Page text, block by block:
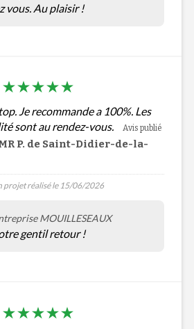
vous. Au plaisir !
Je recommande a 100%. Les
sont au rendez-vous.
Avis publié
P. de Saint-Didier-de-la-
projet réalisé le 15/06/2026
MOUILLESEAUX
gentil retour !